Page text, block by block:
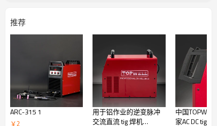
MMA（棒）
输入电源：400V，三相安培
机器的协同运行使它易于使用，即使对于初学者来说也是如此。只
需设置导线类型和直径，然后选择导线速度即可。现在您可以焊接
了！随着焊丝速度的增加/减少，电弧电压也增加/减少以维持恒定
的焊接电弧。
推荐
ARC-315 1
￥2
用于铝作业的逆变脉冲
交流直流 tig 焊机
中国
家AC DC tig焊